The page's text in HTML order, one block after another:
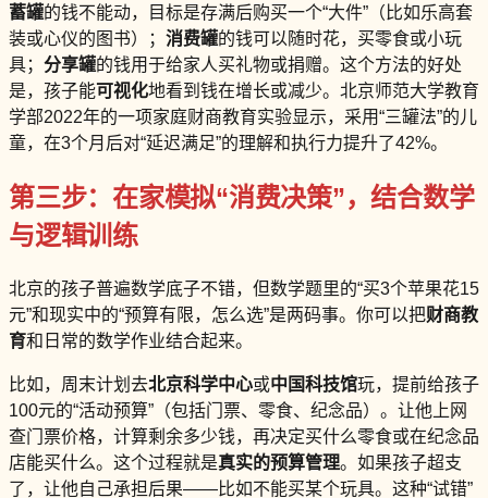
蓄罐的钱不能动，目标是存满后购买一个“大件”（比如乐高套
装或心仪的图书）； 消费罐的钱可以随时花，买零食或小玩
具； 分享罐的钱用于给家人买礼物或捐赠。这个方法的好处
是，孩子能可视化地看到钱在增长或减少。北京师范大学教育
学部2022年的一项家庭财商教育实验显示，采用“三罐法”的儿
童，在3个月后对“延迟满足”的理解和执行力提升了42%。
第三步：在家模拟“消费决策”，结合数学
与逻辑训练
北京的孩子普遍数学底子不错，但数学题里的“买3个苹果花15
元”和现实中的“预算有限，怎么选”是两码事。你可以把财商教
育和日常的数学作业结合起来。
比如，周末计划去北京科学中心或中国科技馆玩，提前给孩子
100元的“活动预算”（包括门票、零食、纪念品）。让他上网
查门票价格，计算剩余多少钱，再决定买什么零食或在纪念品
店能买什么。这个过程就是真实的预算管理。如果孩子超支
了，让他自己承担后果——比如不能买某个玩具。这种“试错”